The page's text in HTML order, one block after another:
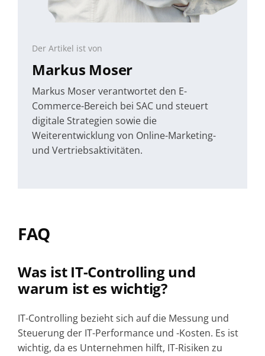
Der Artikel ist von
Markus Moser
Markus Moser verantwortet den E-
Commerce-Bereich bei SAC und steuert
digitale Strategien sowie die
Weiterentwicklung von Online-Marketing-
und Vertriebsaktivitäten.
FAQ
Was ist IT-Controlling und
warum ist es wichtig?
IT-Controlling bezieht sich auf die Messung und
Steuerung der IT-Performance und -Kosten. Es ist
wichtig, da es Unternehmen hilft, IT-Risiken zu